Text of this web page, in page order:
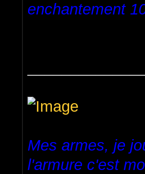
enchantement
Mes armes, je
l'armure c'est